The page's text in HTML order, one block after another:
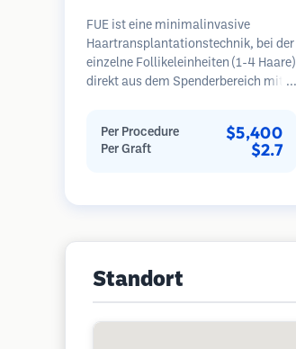
FUE ist eine minimalinvasive
Haartransplantationstechnik, bei der
einzelne Follikeleinheiten (1-4 Haare)
direkt aus dem Spenderbereich mit
werden dann in die
Empfängerbereiche in kahlen Zonen
Per Procedure $5,400
Per Graft $2.7
Standort